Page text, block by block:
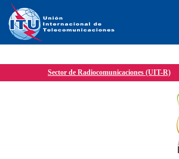
Sector de Radiocomunicaciones (UIT-R)